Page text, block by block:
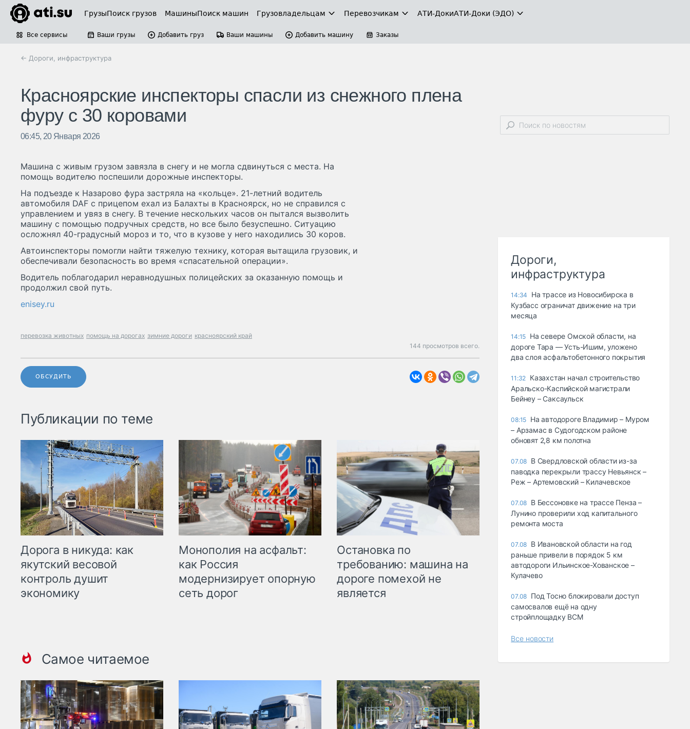
ГрузыПоиск грузов МашиныПоиск машин Грузовладельцам Перевозчикам АТИ-ДокиАТИ-Доки (ЭДО)
Все сервисы Ваши грузы Добавить груз Ваши машины Добавить машину Заказы
← Дороги, инфраструктура
Красноярские инспекторы спасли из снежного плена
фуру с 30 коровами
06:45, 20 Января 2026
Машина с живым грузом завязла в снегу и не могла сдвинуться с места. На
помощь водителю поспешили дорожные инспекторы.
На подъезде к Назарово фура застряла на «кольце». 21-летний водитель
автомобиля DAF с прицепом ехал из Балахты в Красноярск, но не справился с
управлением и увяз в снегу. В течение нескольких часов он пытался вызволить
машину с помощью подручных средств, но все было безуспешно. Ситуацию
осложнял 40-градусный мороз и то, что в кузове у него находились 30 коров.
Автоинспекторы помогли найти тяжелую технику, которая вытащила грузовик, и
обеспечивали безопасность во время «спасательной операции».
Водитель поблагодарил неравнодушных полицейских за оказанную помощь и
продолжил свой путь.
enisey.ru
перевозка животных помощь на дорогах зимние дороги красноярский край
144 просмотров всего.
ОБСУДИТЬ
Публикации по теме
Дорога в никуда: как
якутский весовой
контроль душит
экономику
Монополия на асфальт:
как Россия
модернизирует опорную
сеть дорог
Остановка по
требованию: машина на
дороге помехой не
является
Самое читаемое
Дороги,
инфраструктура
14:34
На трассе из Новосибирска в
Кузбасс ограничат движение на три
месяца
14:15 На севере Омской области, на
дороге Тара — Усть-Ишим, уложено
два слоя асфальтобетонного покрытия
11:32 Казахстан начал строительство
Аральско-Каспийской магистрали
Бейнеу – Саксаульск
08:15 На автодороге Владимир – Муром
– Арзамас в Судогодском районе
обновят 2,8 км полотна
07.08 В Свердловской области из-за
паводка перекрыли трассу Невьянск –
Реж – Артемовский – Килачевское
07.08 В Бессоновке на трассе Пенза –
Лунино проверили ход капитального
ремонта моста
07.08 В Ивановской области на год
раньше привели в порядок 5 км
автодороги Ильинское-Хованское –
Кулачево
07.08 Под Тосно блокировали доступ
самосвалов ещё на одну
стройплощадку ВСМ
Все новости